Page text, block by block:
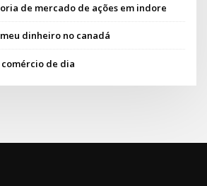
de mercado de ações em indore
dinheiro no canadá
de dia